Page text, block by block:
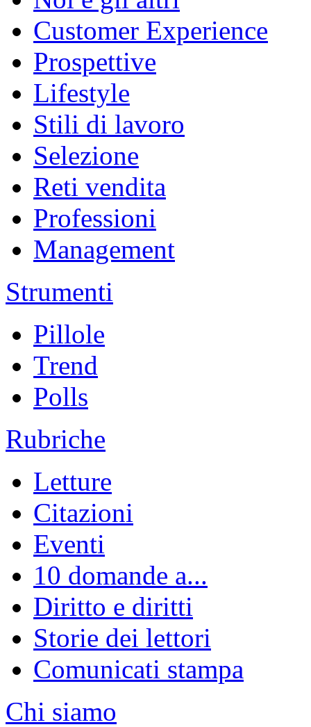
Customer Experience
Prospettive
Lifestyle
Stili di lavoro
Selezione
Reti vendita
Professioni
Management
Strumenti
Pillole
Trend
Polls
Rubriche
Letture
Citazioni
Eventi
10 domande a...
Diritto e diritti
Storie dei lettori
Comunicati stampa
Chi siamo